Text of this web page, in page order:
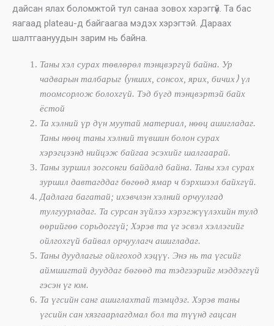
дайсан ялах боломжтой тул санаа зовох хэрэггүй. Та бас
яагаад plateau-д байгаагаа мэдэх хэрэгтэй. Дараах
шалтгаануудын зарим нь байна.
Таны хэл сурах төвлөрөл тэнцвэргүй байна. Ур
чадварын талбарыг (унших, сонсох, ярих, бичих) үл
тоомсорлож болохгүй. Тэд бүгд тэнцвэртэй байх
ёстой
Та хэлний үр дүн муутай материал, нөөц ашигладаг.
Таны нөөц таны хэлний түвшин болон сурах
хэрэгцээнд нийцэж байгаа эсэхийг шалгаарай.
Таны зуршил зогсонги байдалд байна. Таны хэл сурах
зуршил давтагддаг бөгөөд ямар ч бэрхшээл байхгүй.
Дадлага багатай; ихэвчлэн хэлний орчуулгад
тулгуурладаг. Та сурсан зүйлээ хэрэгжүүлэхийн тулд
өөрийгөө сорьдоггүй; Хэрэв та үг эсвэл хэллэгийг
ойлгохгүй байвал орчуулагч ашигладаг.
Таны дуудлагыг ойлгоход хэцүү. Энэ нь та үгсийг
аймшигтай дууддаг бөгөөд та тэдгээрийг мэддэггүй
гэсэн үг юм.
Та үгсийн санг ашиглахтай тэмцдэг. Хэрэв таны
үгсийн сан хязгаарлагдмал бол та түүнд гацсан